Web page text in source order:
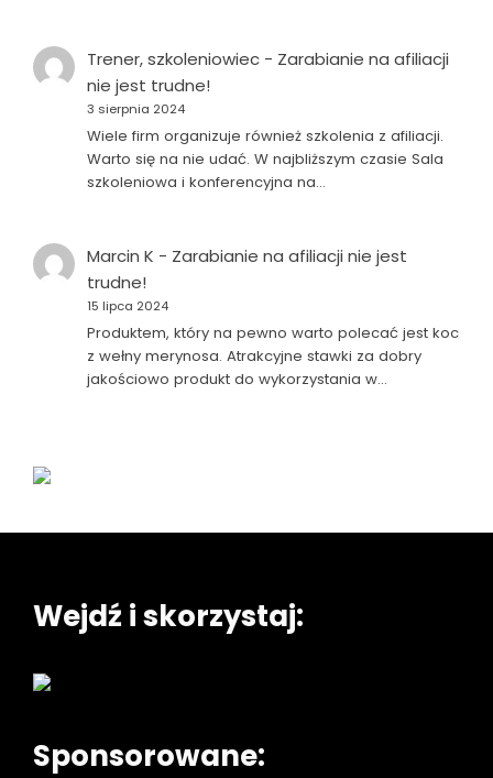
Trener, szkoleniowiec- Zarabianie na afiliacji
nie jest trudne!
3 sierpnia 2024
Wiele firm organizuje również szkolenia z afiliacji.
Warto się na nie udać. W najbliższym czasie Sala
szkoleniowa i konferencyjna na…
Marcin K - Zarabianie na afiliacji nie jest
trudne!
15 lipca 2024
Produktem, który na pewno warto polecać jest koc
z wełny merynosa. Atrakcyjne stawki za dobry
jakościowo produkt do wykorzystania w…
Wejdź i skorzystaj:
Sponsorowane: